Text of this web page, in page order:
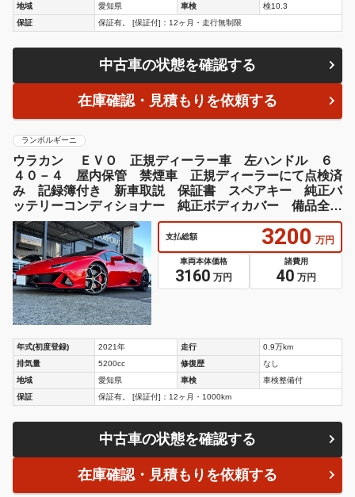
地域
愛知県 車検
検10.3
保証
保証有。 [保証付]：12ヶ月・走行無制限
中古車の状態を確認する
在庫確認・見積もりを依頼する
ランボルギーニ
ウラカン ＥＶＯ 正規ディーラー車 左ハンドル ６
４０－４ 屋内保管 禁煙車 正規ディーラーにて点検済
み 記録簿付き 新車取説 保証書 スペアキー 純正バ
ッテリーコンディショナー 純正ボディカバー 備品全て
有り
支払総額 3200 万円
車両本体価格
3160 万円
諸費用
40 万円
年式(初度登録) 2021年 走行
0.9万km
排気量
5200cc 修復歴
なし
地域
愛知県 車検
車検整備付
保証
保証有。 [保証付]：12ヶ月・1000km
中古車の状態を確認する
在庫確認・見積もりを依頼する